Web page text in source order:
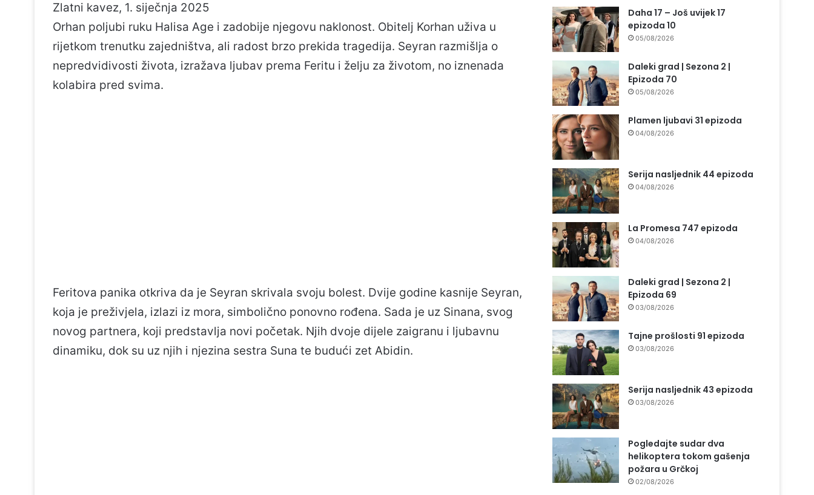
Zlatni kavez, 1. siječnja 2025
Orhan poljubi ruku Halisa Age i zadobije njegovu naklonost. Obitelj Korhan uživa u
rijetkom trenutku zajedništva, ali radost brzo prekida tragedija. Seyran razmišlja o
nepredvidivosti života, izražava ljubav prema Feritu i želju za životom, no iznenada
kolabira pred svima.
Feritova panika otkriva da je Seyran skrivala svoju bolest. Dvije godine kasnije Seyran,
koja je preživjela, izlazi iz mora, simbolično ponovno rođena. Sada je uz Sinana, svog
novog partnera, koji predstavlja novi početak. Njih dvoje dijele zaigranu i ljubavnu
dinamiku, dok su uz njih i njezina sestra Suna te budući zet Abidin.
Daha 17 – Još uvijek 17
epizoda 10
05/08/2026
Daleki grad | Sezona 2 |
Epizoda 70
05/08/2026
Plamen ljubavi 31 epizoda
04/08/2026
Serija nasljednik 44 epizoda
04/08/2026
La Promesa 747 epizoda
04/08/2026
Daleki grad | Sezona 2 |
Epizoda 69
03/08/2026
Tajne prošlosti 91 epizoda
03/08/2026
Serija nasljednik 43 epizoda
03/08/2026
Pogledajte sudar dva
helikoptera tokom gašenja
požara u Grčkoj
02/08/2026